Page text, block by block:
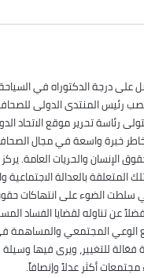
على درجة الدكتوراه في
رئيس المنتدى الدولى
رئاسة تحرير موقع الاتحاد
خاطر خبرة واسعة في مجال
الإنسان والحريات العامة.
المتعلقة بالعدالة
سلطت الضوء على انتهاكات
عن تناوله لقضايا الفساد
الوعي المجتمعي والمساهمة في
للتغيير، ويرى فيها
مجتمعات أكثر عدلاً وإنصافاً.